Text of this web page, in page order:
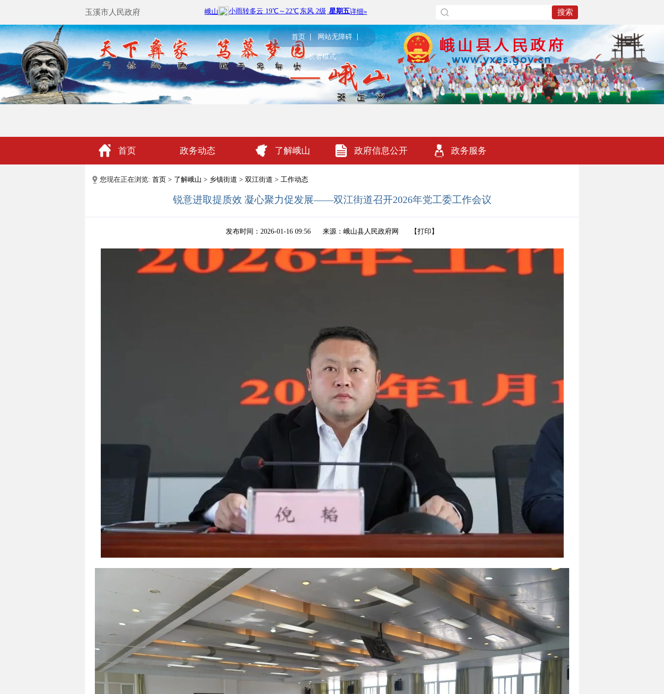
玉溪市人民政府
首页 网站无障碍
长者模式
首页 政务动态 了解峨山 政府信息公开 政务服务
政民互动
您现在正在浏览: 首页 > 了解峨山 > 乡镇街道 > 双江街道 > 工作动态
锐意进取提质效 凝心聚力促发展——双江街道召开2026年党工委工作会议
发布时间：2026-01-16 09:56 来源：峨山县人民政府网 【打印 】